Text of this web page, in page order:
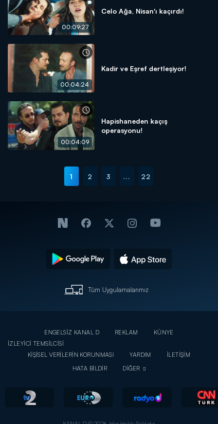
00:09:27
Celo Ağa, Nisan'ı kaçırdı!
00:04:24
Kadir ve Eşref dertleşiyor!
00:04:09
Hapishaneden kaçış
operasyonu!
1 2 3 ... 22
Tüm Uygulamalarımız
ENGELSİZ KANAL D REKLAM
KÜNYE
İZLEYİCİ TEMSİLCİSİ
KİŞİSEL VERİLERİN KORUNMASI
YARDIM
İLETİŞİM
HATA BİLDİR
DİĞER